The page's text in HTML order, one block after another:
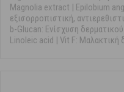
Magnolia extract | Epilobium
εξισορροπιστική,
b-Glucan: Ενίσχυση
Linoleic acid | Vit F: Μαλακτική